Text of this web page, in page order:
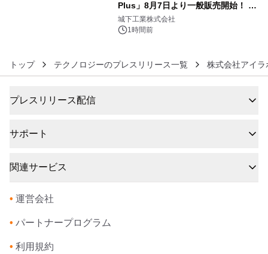
Plus」8月7日より一般販売開始！ ケ
ーブル1本つなぐだけ、テレビの音が
ぐっと豊かに
城下工業株式会社
1時間前
トップ テクノロジーのプレスリリース一覧 株式会社アイラ
プレスリリース配信
サポート
関連サービス
• 運営会社
• パートナープログラム
• 利用規約